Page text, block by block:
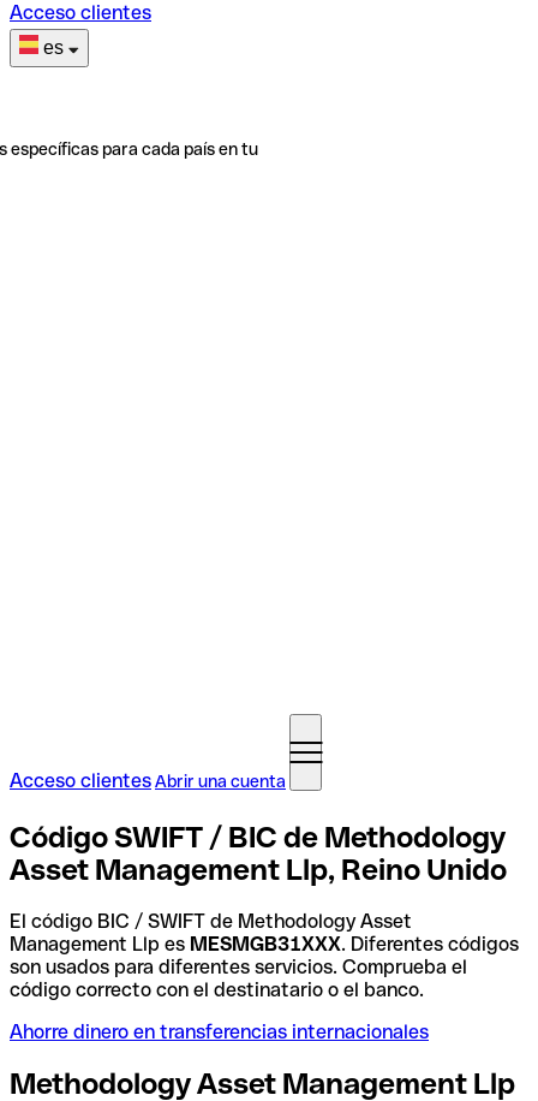
Acceso clientes
es
específicas para cada país en tu
Acceso clientesAbrir una cuenta
Código SWIFT / BIC de Methodology
Asset Management Llp, Reino Unido
El código BIC / SWIFT de Methodology Asset
Management Llp es MESMGB31XXX. Diferentes códigos
son usados para diferentes servicios. Comprueba el
código correcto con el destinatario o el banco.
Ahorre dinero en transferencias internacionales
Methodology Asset Management Llp